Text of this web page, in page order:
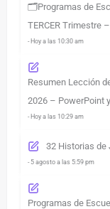
🗂️Programas de
TERCER Trimestre
- Hoy a las 10:30 am
Resumen Lección
2026 – PowerPoint
- Hoy a las 10:29 am
32 Historias de
- 5 agosto a las 5:59 pm
Programas de